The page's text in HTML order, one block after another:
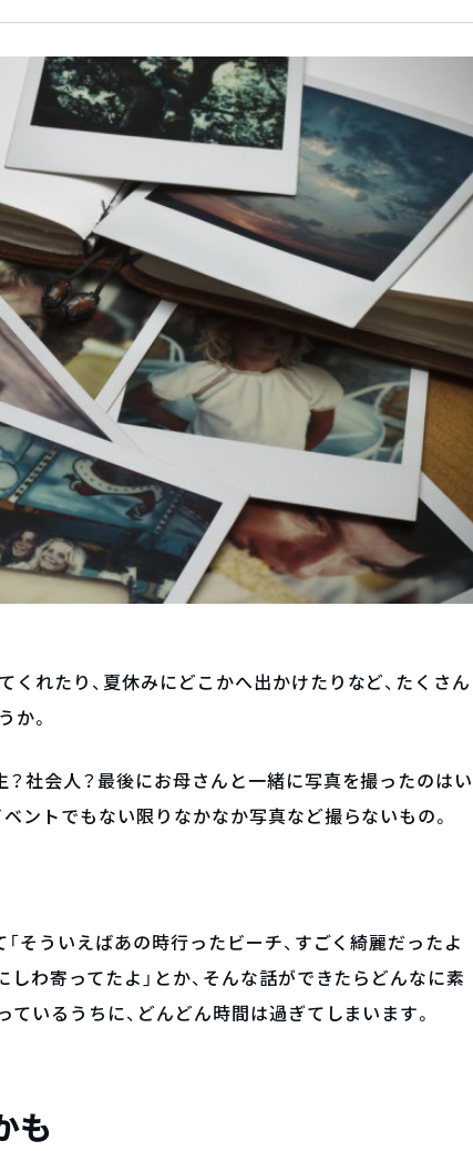
れたり、夏休みにどこかへ出かけたりなど、たくさん
か。
社会人？最後にお母さんと一緒に写真を撮ったのはい
ントでもない限りなかなか写真など撮らないもの。
そういえばあの時行ったビーチ、すごく綺麗だったよ
しわ寄ってたよ」とか、そんな話ができたらどんなに素
ているうちに、どんどん時間は過ぎてしまいます。
も